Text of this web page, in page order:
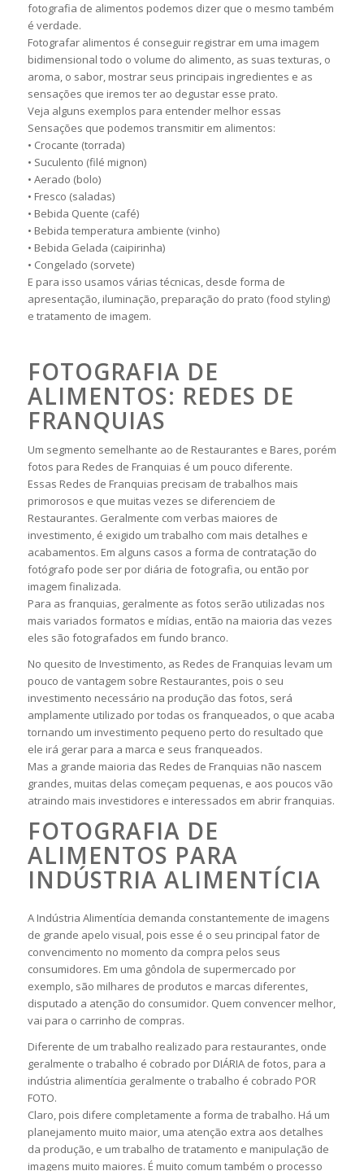
fotografia de alimentos podemos dizer que o mesmo também
é verdade.
Fotografar alimentos é conseguir registrar em uma imagem
bidimensional todo o volume do alimento, as suas texturas, o
aroma, o sabor, mostrar seus principais ingredientes e as
sensações que iremos ter ao degustar esse prato.
Veja alguns exemplos para entender melhor essas
Sensações que podemos transmitir em alimentos:
• Crocante (torrada)
• Suculento (filé mignon)
• Aerado (bolo)
• Fresco (saladas)
• Bebida Quente (café)
• Bebida temperatura ambiente (vinho)
• Bebida Gelada (caipirinha)
• Congelado (sorvete)
E para isso usamos várias técnicas, desde forma de
apresentação, iluminação, preparação do prato (food styling)
e tratamento de imagem.
FOTOGRAFIA DE
ALIMENTOS: REDES DE
FRANQUIAS
Um segmento semelhante ao de Restaurantes e Bares, porém
fotos para Redes de Franquias é um pouco diferente.
Essas Redes de Franquias precisam de trabalhos mais
primorosos e que muitas vezes se diferenciem de
Restaurantes. Geralmente com verbas maiores de
investimento, é exigido um trabalho com mais detalhes e
acabamentos. Em alguns casos a forma de contratação do
fotógrafo pode ser por diária de fotografia, ou então por
imagem finalizada.
Para as franquias, geralmente as fotos serão utilizadas nos
mais variados formatos e mídias, então na maioria das vezes
eles são fotografados em fundo branco.
No quesito de Investimento, as Redes de Franquias levam um
pouco de vantagem sobre Restaurantes, pois o seu
investimento necessário na produção das fotos, será
amplamente utilizado por todas os franqueados, o que acaba
tornando um investimento pequeno perto do resultado que
ele irá gerar para a marca e seus franqueados.
Mas a grande maioria das Redes de Franquias não nascem
grandes, muitas delas começam pequenas, e aos poucos vão
atraindo mais investidores e interessados em abrir franquias.
FOTOGRAFIA DE
ALIMENTOS PARA
INDÚSTRIA ALIMENTÍCIA
A Indústria Alimentícia demanda constantemente de imagens
de grande apelo visual, pois esse é o seu principal fator de
convencimento no momento da compra pelos seus
consumidores. Em uma gôndola de supermercado por
exemplo, são milhares de produtos e marcas diferentes,
disputado a atenção do consumidor. Quem convencer melhor,
vai para o carrinho de compras.
Diferente de um trabalho realizado para restaurantes, onde
geralmente o trabalho é cobrado por DIÁRIA de fotos, para a
indústria alimentícia geralmente o trabalho é cobrado POR
FOTO.
Claro, pois difere completamente a forma de trabalho. Há um
planejamento muito maior, uma atenção extra aos detalhes
da produção, e um trabalho de tratamento e manipulação de
imagens muito maiores. É muito comum também o processo